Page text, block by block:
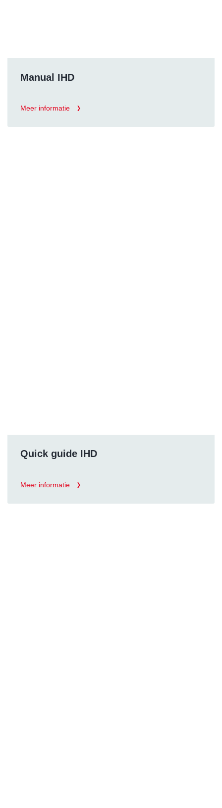
Manual IHD
Meer informatie
Quick guide IHD
Meer informatie